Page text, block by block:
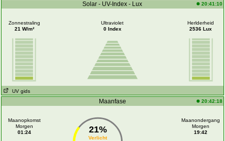
Solar - UV-Index - Lux 20:41:10
Zonnestraling
21 W/m²
Ultraviolet
0 Index
Herlderheid
2536 Lux
UV gids
Maanfase 20:42:18
Maanopkomst
Morgen
01:24
21%
Verlicht
Maanondergang
Morgen
19:42